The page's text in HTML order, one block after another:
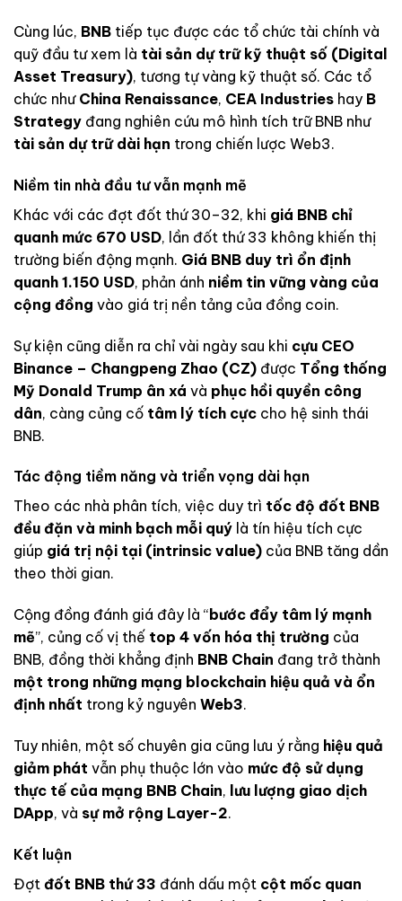
Cùng lúc, BNB tiếp tục được các tổ chức tài chính và
quỹ đầu tư xem là tài sản dự trữ kỹ thuật số (Digital
Asset Treasury), tương tự vàng kỹ thuật số. Các tổ
chức như China Renaissance, CEA Industries hay B
Strategy đang nghiên cứu mô hình tích trữ BNB như
tài sản dự trữ dài hạn trong chiến lược Web3.
Niềm tin nhà đầu tư vẫn mạnh mẽ
Khác với các đợt đốt thứ 30–32, khi giá BNB chỉ
quanh mức 670 USD, lần đốt thứ 33 không khiến thị
trường biến động mạnh. Giá BNB duy trì ổn định
quanh 1.150 USD, phản ánh niềm tin vững vàng của
cộng đồng vào giá trị nền tảng của đồng coin.
Sự kiện cũng diễn ra chỉ vài ngày sau khi cựu CEO
Binance – Changpeng Zhao (CZ) được Tổng thống
Mỹ Donald Trump ân xá và phục hồi quyền công
dân, càng củng cố tâm lý tích cực cho hệ sinh thái
BNB.
Tác động tiềm năng và triển vọng dài hạn
Theo các nhà phân tích, việc duy trì tốc độ đốt BNB
đều đặn và minh bạch mỗi quý là tín hiệu tích cực
giúp giá trị nội tại (intrinsic value) của BNB tăng dần
theo thời gian.
Cộng đồng đánh giá đây là “ bước đẩy tâm lý mạnh
mẽ”, củng cố vị thế top 4 vốn hóa thị trường của
BNB, đồng thời khẳng định BNB Chain đang trở thành
một trong những mạng blockchain hiệu quả và ổn
định nhất trong kỷ nguyên Web3.
Tuy nhiên, một số chuyên gia cũng lưu ý rằng hiệu quả
giảm phát vẫn phụ thuộc lớn vào mức độ sử dụng
thực tế của mạng BNB Chain, lưu lượng giao dịch
DApp, và sự mở rộng Layer-2.
Kết luận
Đợt đốt BNB thứ 33 đánh dấu một cột mốc quan